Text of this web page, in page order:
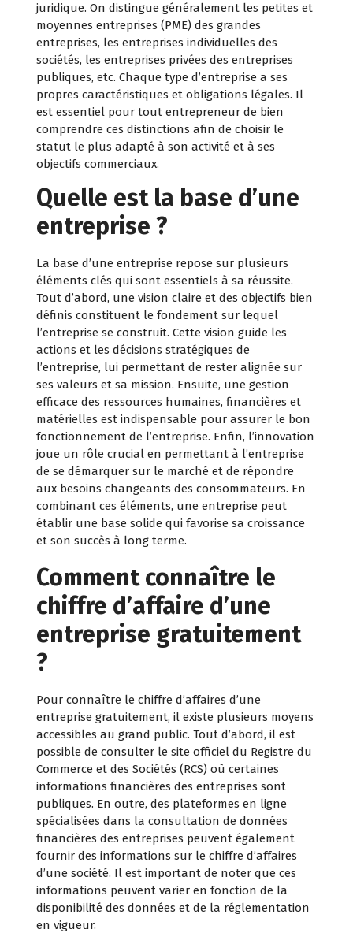
juridique. On distingue généralement les petites et
moyennes entreprises (PME) des grandes
entreprises, les entreprises individuelles des
sociétés, les entreprises privées des entreprises
publiques, etc. Chaque type d’entreprise a ses
propres caractéristiques et obligations légales. Il
est essentiel pour tout entrepreneur de bien
comprendre ces distinctions afin de choisir le
statut le plus adapté à son activité et à ses
objectifs commerciaux.
Quelle est la base d’une
entreprise ?
La base d’une entreprise repose sur plusieurs
éléments clés qui sont essentiels à sa réussite.
Tout d’abord, une vision claire et des objectifs bien
définis constituent le fondement sur lequel
l’entreprise se construit. Cette vision guide les
actions et les décisions stratégiques de
l’entreprise, lui permettant de rester alignée sur
ses valeurs et sa mission. Ensuite, une gestion
efficace des ressources humaines, financières et
matérielles est indispensable pour assurer le bon
fonctionnement de l’entreprise. Enfin, l’innovation
joue un rôle crucial en permettant à l’entreprise
de se démarquer sur le marché et de répondre
aux besoins changeants des consommateurs. En
combinant ces éléments, une entreprise peut
établir une base solide qui favorise sa croissance
et son succès à long terme.
Comment connaître le
chiffre d’affaire d’une
entreprise gratuitement
?
Pour connaître le chiffre d’affaires d’une
entreprise gratuitement, il existe plusieurs moyens
accessibles au grand public. Tout d’abord, il est
possible de consulter le site officiel du Registre du
Commerce et des Sociétés (RCS) où certaines
informations financières des entreprises sont
publiques. En outre, des plateformes en ligne
spécialisées dans la consultation de données
financières des entreprises peuvent également
fournir des informations sur le chiffre d’affaires
d’une société. Il est important de noter que ces
informations peuvent varier en fonction de la
disponibilité des données et de la réglementation
en vigueur.